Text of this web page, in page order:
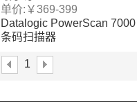
单价: ￥369-399
D​a​t​a​l​o​g​i​c​ ​P​o​w​e​r​S​c​a​n​
条码​扫​描​器
1